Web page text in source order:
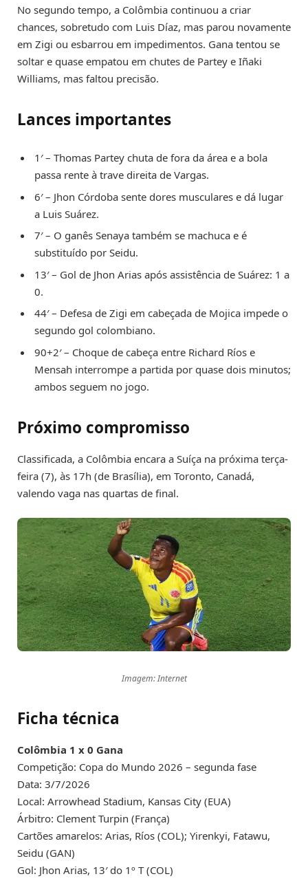
No segundo tempo, a Colômbia continuou a criar
chances, sobretudo com Luis Díaz, mas parou novamente
em Zigi ou esbarrou em impedimentos. Gana tentou se
soltar e quase empatou em chutes de Partey e Iñaki
Williams, mas faltou precisão.
Lances importantes
1′ – Thomas Partey chuta de fora da área e a bola
passa rente à trave direita de Vargas.
6′ – Jhon Córdoba sente dores musculares e dá lugar
a Luis Suárez.
7′ – O ganês Senaya também se machuca e é
substituído por Seidu.
13′ – Gol de Jhon Arias após assistência de Suárez: 1 a
0.
44′ – Defesa de Zigi em cabeçada de Mojica impede o
segundo gol colombiano.
90+2′ – Choque de cabeça entre Richard Ríos e
Mensah interrompe a partida por quase dois minutos;
ambos seguem no jogo.
Próximo compromisso
Classificada, a Colômbia encara a Suíça na próxima terça-
feira (7), às 17h (de Brasília), em Toronto, Canadá,
valendo vaga nas quartas de final.
Imagem: Internet
Ficha técnica
Colômbia 1 x 0 Gana
Competição: Copa do Mundo 2026 – segunda fase
Data: 3/7/2026
Local: Arrowhead Stadium, Kansas City (EUA)
Árbitro: Clement Turpin (França)
Cartões amarelos: Arias, Ríos (COL); Yirenkyi, Fatawu,
Seidu (GAN)
Gol: Jhon Arias, 13′ do 1º T (COL)